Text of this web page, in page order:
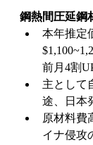
鋼熱間圧延鋼
本年推定
前月4割
主として
途、日本
原材料費
イナ侵攻